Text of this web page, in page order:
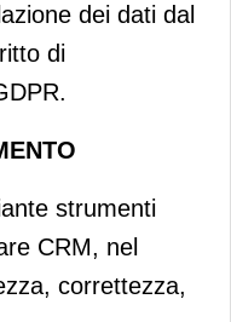
dei dati dal
di
strumenti
CRM, nel
correttezza,